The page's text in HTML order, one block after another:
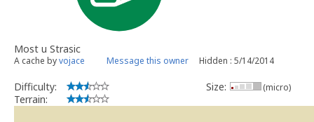
Most u Strasic
A cache byvojace Message this owner Hidden : 5/14/2014
Difficulty:
Terrain:
Size: (micro)